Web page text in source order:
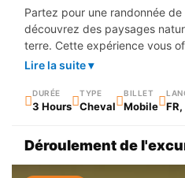
Partez pour une randonnée
découvrez des paysages
terre. Cette expérience vous
dans la nature, idéale pour les
riche en panoramas
Lire la suite ▾
DURÉE
3 Hours
TYPE
Cheval
BILLET
Mobile
Déroulement de